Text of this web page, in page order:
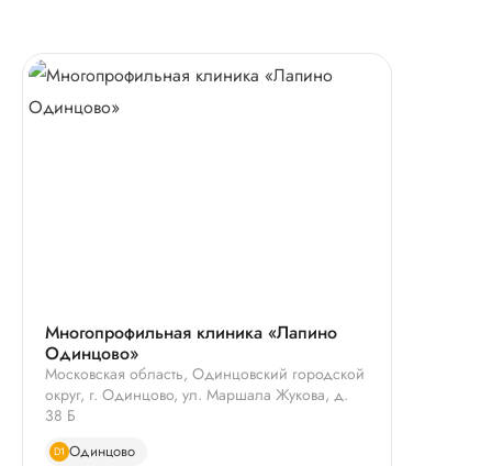
Многопрофильная клиника «Лапино
Одинцово»
Московская область, Одинцовский городской
округ, г. Одинцово, ул. Маршала Жукова, д.
38 Б
D1 Одинцово